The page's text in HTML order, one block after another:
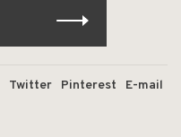
Twitter Pinterest E-mail